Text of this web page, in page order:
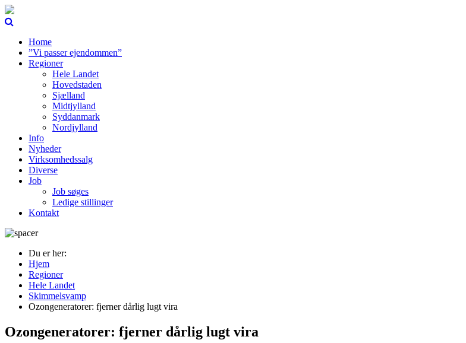
Home
”Vi passer ejendommen”
Regioner
Hele Landet
Hovedstaden
Sjælland
Midtjylland
Syddanmark
Nordjylland
Info
Nyheder
Virksomhedssalg
Diverse
Job
Job søges
Ledige stillinger
Kontakt
Du er her:
Hjem
Regioner
Hele Landet
Skimmelsvamp
Ozongeneratorer: fjerner dårlig lugt vira
Ozongeneratorer: fjerner dårlig lugt vira